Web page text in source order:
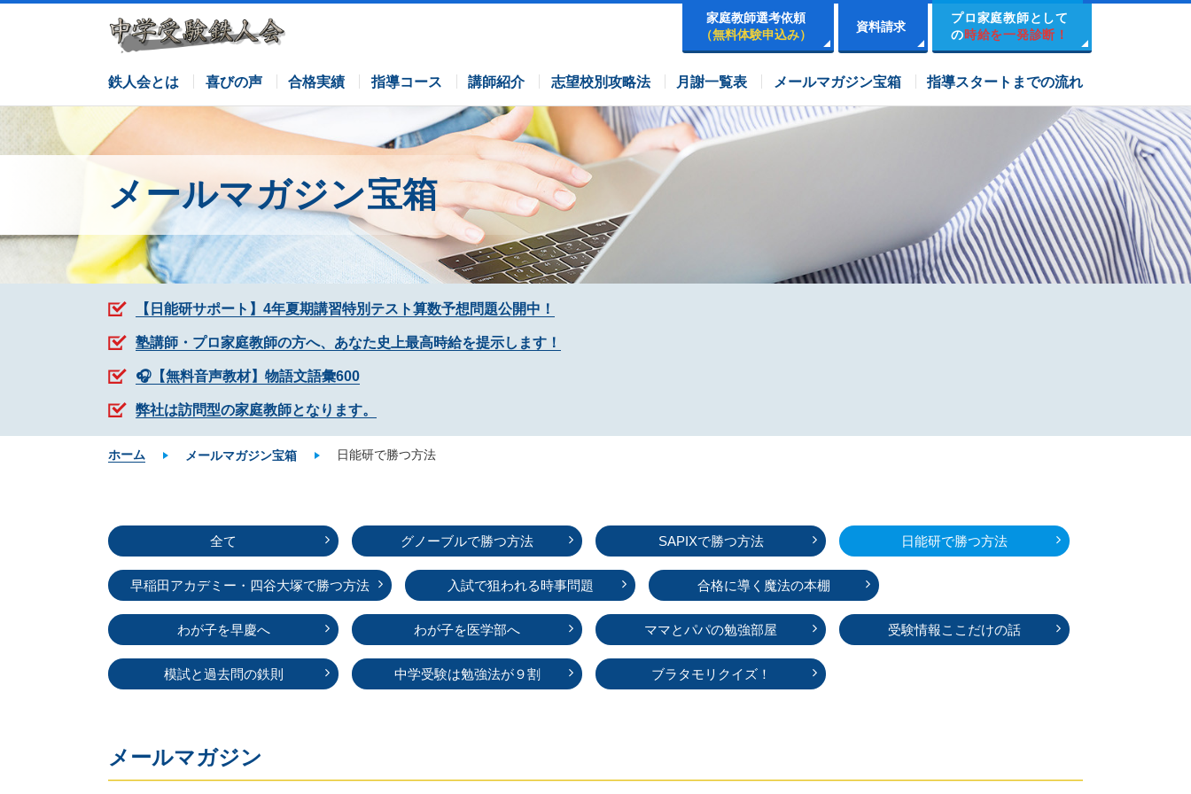
家庭教師選考依頼
（無料体験申込み）
資料請求
プロ家庭教師として
の時給を一発診断！
鉄人会とは 喜びの声 合格実績 指導コース
サピックスコース 四谷大塚コース 市進学院コース
栄光ゼミナールコース 各塾併用コース 講師紹介 志望校別攻略法 月謝一覧表 メールマガジン宝箱 指導スタートまでの流れ
メールマガジン宝箱
【日能研サポート】4年夏期講習特別テスト算数予想問題公開中！
塾講師・プロ家庭教師の方へ、あなた史上最高時給を提示します！
🎧【無料音声教材】物語文語彙600
弊社は訪問型の家庭教師となります。
ホーム メールマガジン宝箱 日能研で勝つ方法
全て グノーブルで勝つ方法 SAPIXで勝つ方法 日能研で勝つ方法
早稲田アカデミー・ 四谷大塚で勝つ方法 入試で狙われる時事問題 合格に導く魔法の本棚
わが子を早慶へ わが子を医学部へ ママとパパの勉強部屋 受験情報ここだけの話
模試と過去問の鉄則 中学受験は勉強法が９割 ブラタモリクイズ！
メールマガジン